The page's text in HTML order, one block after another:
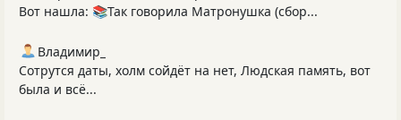
Вот нашла: 📚Так говорила Матронушка (сбор...
Владимир_
Сотрутся даты, холм сойдёт на нет, Людская память, вот
была и всё...